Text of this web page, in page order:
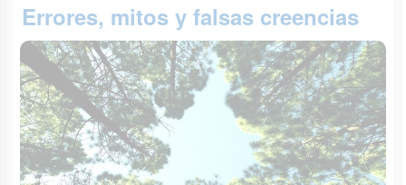
Errores, mitos y falsas creencias